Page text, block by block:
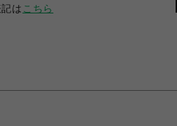
は こちら